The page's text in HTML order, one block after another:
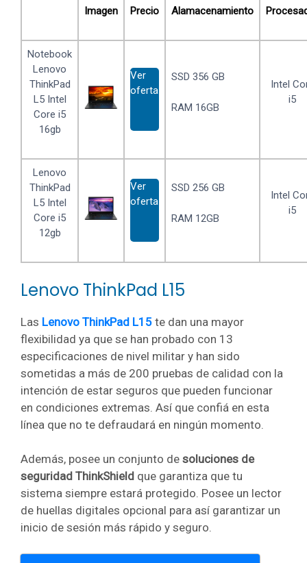
Imagen Precio Alamacenamiento
Notebook
Lenovo
ThinkPad
L5 Intel
Core i5
16gb
Ver
oferta
SSD 356 GB
RAM 16GB
Intel
i5
Lenovo
ThinkPad
L5 Intel
Core i5
12gb
Ver
oferta
SSD 256 GB
RAM 12GB
Intel
i5
Lenovo ThinkPad L15
Las Lenovo ThinkPad L15 te dan una mayor
flexibilidad ya que se han probado con 13
especificaciones de nivel militar y han sido
sometidas a más de 200 pruebas de calidad con la
intención de estar seguros que pueden funcionar
en condiciones extremas. Así que confiá en esta
línea que no te defraudará en ningún momento.
Además, posee un conjunto de soluciones de
seguridad ThinkShield que garantiza que tu
sistema siempre estará protegido. Posee un lector
de huellas digitales opcional para así garantizar un
inicio de sesión más rápido y seguro.